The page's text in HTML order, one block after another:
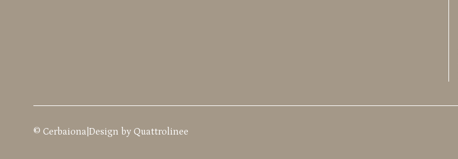
© Cerbaiona Design by Quattrolinee